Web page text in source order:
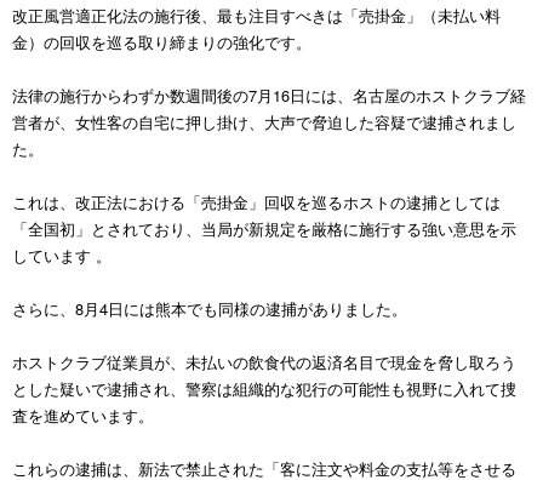
改正風営適正化法の施行後、最も注目すべきは「売掛金」（未払い料
金）の回収を巡る取り締まりの強化です。
法律の施行からわずか数週間後の7月16日には、名古屋のホストクラブ経
営者が、女性客の自宅に押し掛け、大声で脅迫した容疑で逮捕されまし
た。
これは、改正法における「売掛金」回収を巡るホストの逮捕としては
「全国初」とされており、当局が新規定を厳格に施行する強い意思を示
しています 。
さらに、8月4日には熊本でも同様の逮捕がありました。
ホストクラブ従業員が、未払いの飲食代の返済名目で現金を脅し取ろう
とした疑いで逮捕され、警察は組織的な犯行の可能性も視野に入れて捜
査を進めています。
これらの逮捕は、新法で禁止された「客に注文や料金の支払等をさせる